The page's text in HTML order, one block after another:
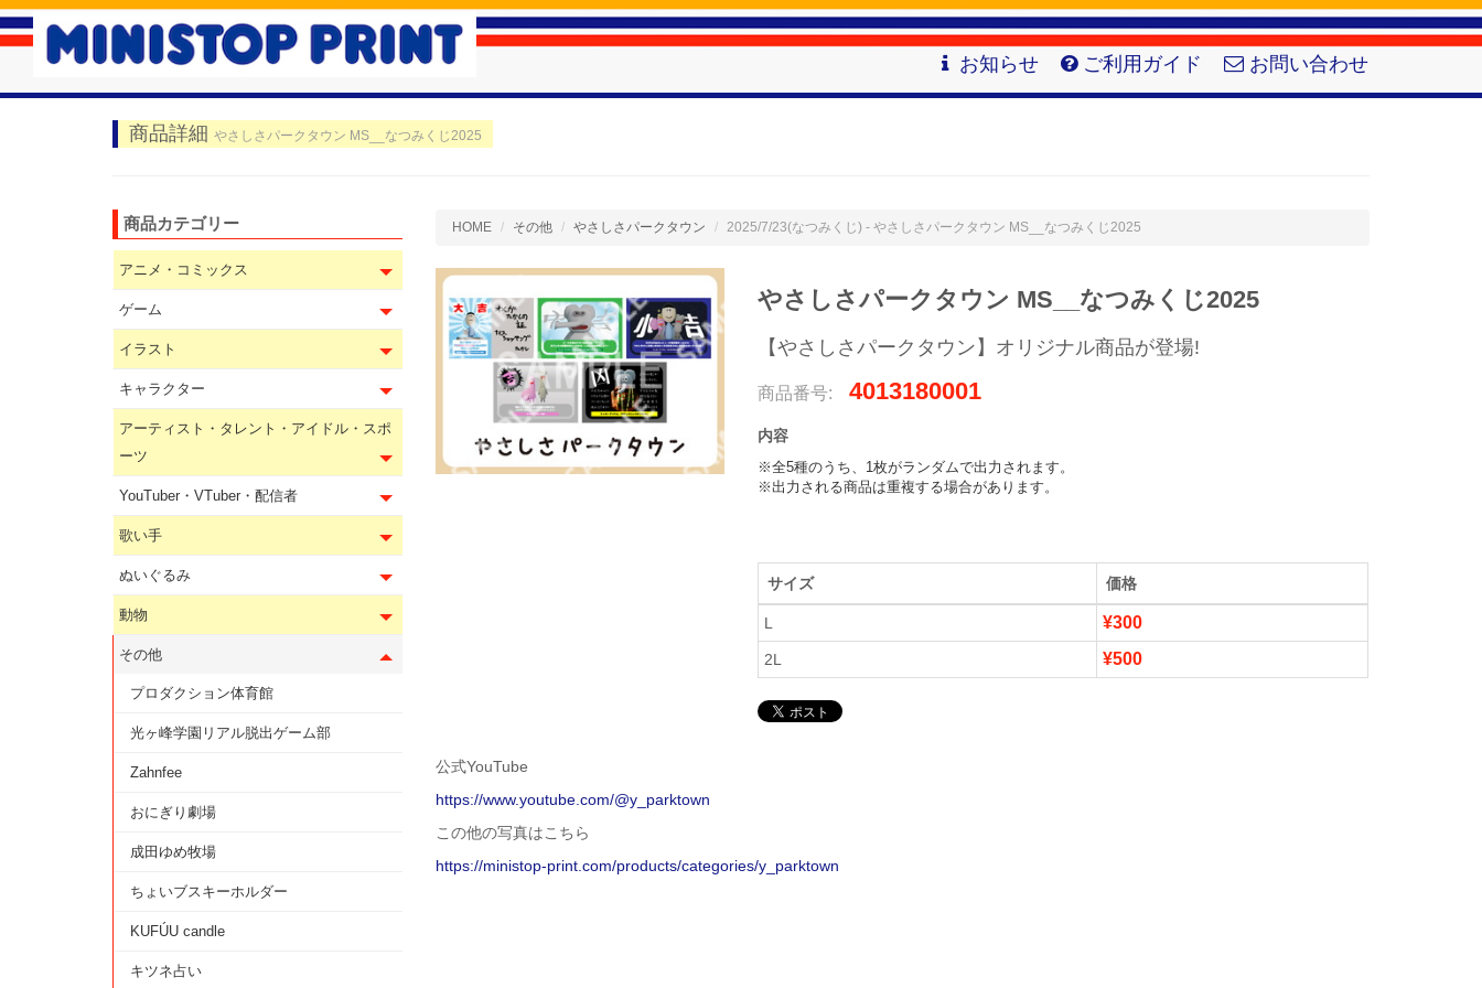
お知らせ ご利用ガイド お問い合わせ
商品詳細 やさしさパークタウン MS__なつみくじ2025
HOME その他 やさしさパークタウン 2025/7/23(なつみくじ) - やさしさパークタウン MS__なつみくじ2025
やさしさパークタウン MS__なつみくじ2025
【やさしさパークタウン】オリジナル商品が登場!
商品番号: 4013180001
内容
※全5種のうち、1枚がランダムで出力されます。
※出力される商品は重複する場合があります。
サイズ 価格
L ¥300
2L ¥500
公式YouTube
https://www.youtube.com/@y_parktown
この他の写真はこちら
https://ministop-print.com/products/categories/y_parktown
商品カテゴリー
アニメ・コミックス
ゲーム
イラスト
キャラクター
アーティスト・タレント・アイドル・スポ
ーツ
YouTuber・VTuber・配信者
歌い手
ぬいぐるみ
動物
その他
プロダクション体育館
光ヶ峰学園リアル脱出ゲーム部
Zahnfee
おにぎり劇場
成田ゆめ牧場
ちょいブスキーホルダー
KUFÚU candle
キツネ占い